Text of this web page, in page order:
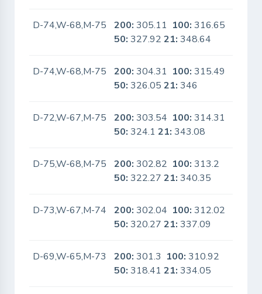
D-74,W-68,M-75 200: 305.11 100: 316.65
50: 327.9221: 348.64
D-74,W-68,M-75 200: 304.31 100: 315.49
50: 326.0521: 346
D-72,W-67,M-75 200: 303.54 100: 314.31
50: 324.121: 343.08
D-75,W-68,M-75 200: 302.82 100: 313.2
50: 322.2721: 340.35
D-73,W-67,M-74 200: 302.04 100: 312.02
50: 320.2721: 337.09
D-69,W-65,M-73 200: 301.3 100: 310.92
50: 318.4121: 334.05